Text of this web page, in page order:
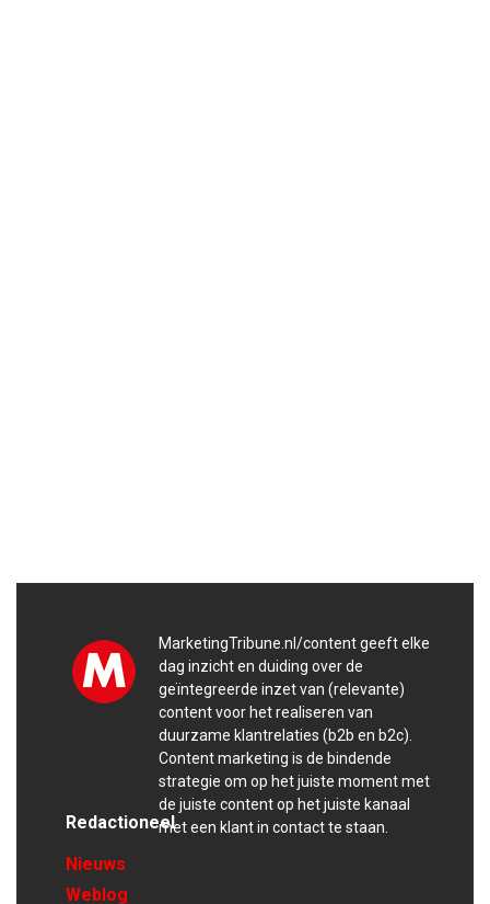
MarketingTribune.nl/content geeft elke
dag inzicht en duiding over de
geïntegreerde inzet van (relevante)
content voor het realiseren van
duurzame klantrelaties (b2b en b2c).
Content marketing is de bindende
strategie om op het juiste moment met
de juiste content op het juiste kanaal
met een klant in contact te staan.
Redactioneel
Nieuws
Weblog